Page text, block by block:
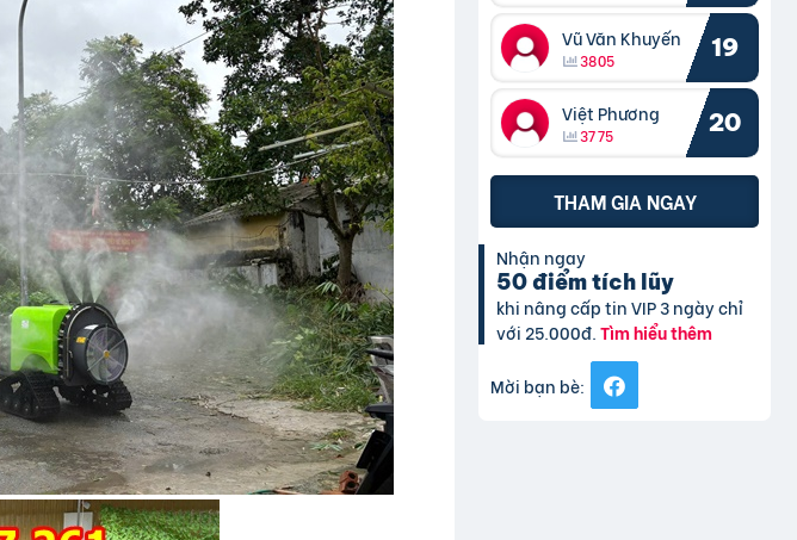
Vũ Văn Khuyến
3805 19
Việt Phương
3775 20
THAM GIA NGAY
Nhận ngay
50 điểm tích lũy
khi nâng cấp tin VIP 3 ngày chỉ
với 25.000đ.Tìm hiểu thêm
Mời bạn bè: